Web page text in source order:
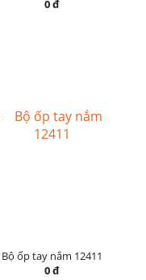
0 đ
Bộ ốp tay nắm 12411
0 đ